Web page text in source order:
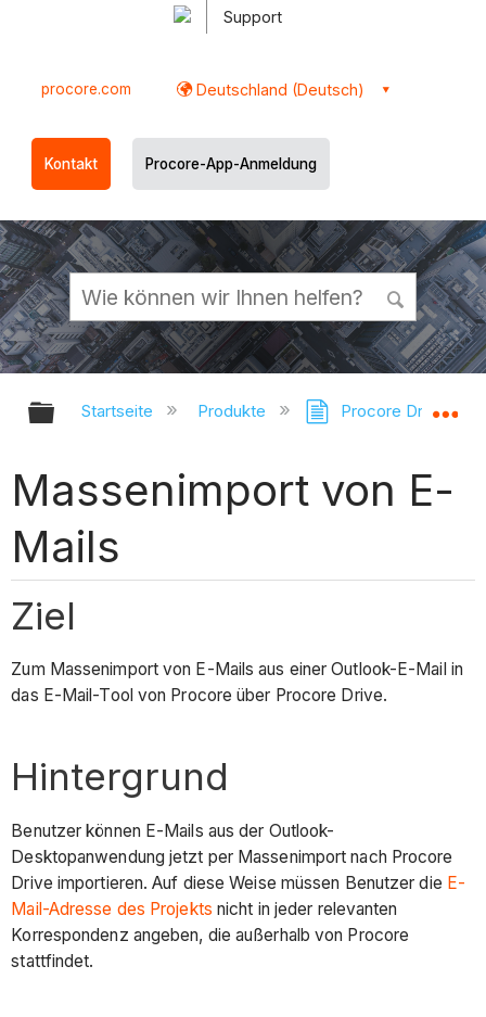
Support
procore.com Deutschland (Deutsch)
Kontakt Procore-App-Anmeldung
Globale Hierarchie auf- und
Startseite Produkte Procore Drive
Massenimport von E-
Mails
Ziel
Zum Massenimport von E-Mails aus einer Outlook-E-Mail in
das E-Mail-Tool von Procore über Procore Drive.
Hintergrund
Benutzer können E-Mails aus der Outlook-
Desktopanwendung jetzt per Massenimport nach Procore
Drive importieren. Auf diese Weise müssen Benutzer die E-
Mail-Adresse des Projekts nicht in jeder relevanten
Korrespondenz angeben, die außerhalb von Procore
stattfindet.